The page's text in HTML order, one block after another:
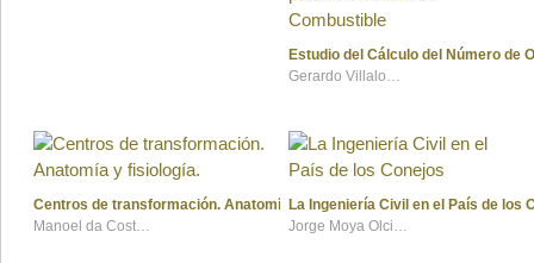
Estudio del Cálculo del Número de
Gerardo Villalobos Aguilar
Centros de transformación. Anatomía y fisiología.
Manoel da Costa Pardo
La Ingeniería Civil en el País de los
Jorge Moya Olcina